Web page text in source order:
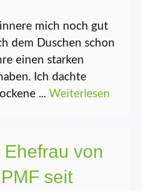
mich noch gut
dem Duschen schon
einen starken
Ich dachte
... Weiterlesen
von
seit